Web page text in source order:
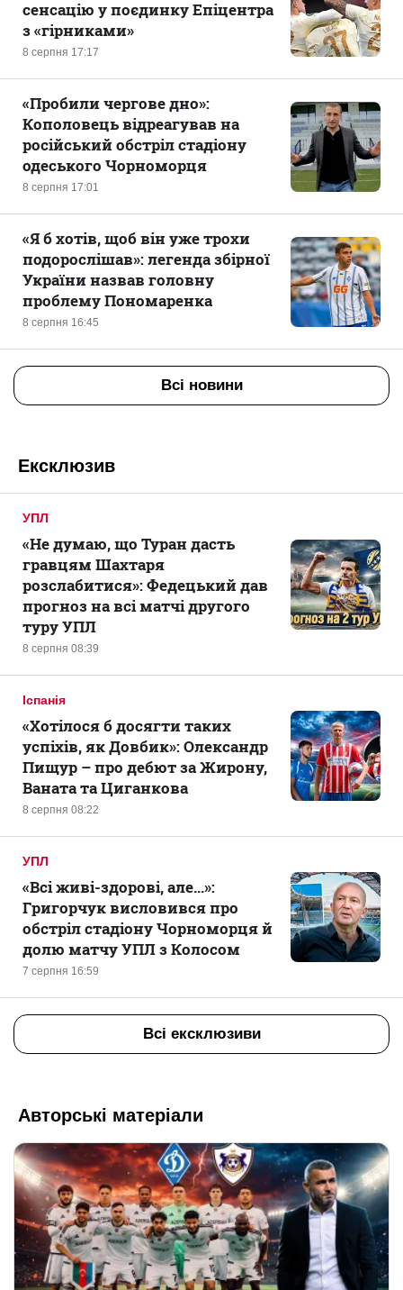
8 серпня 17:17
сенсацію у поєдинку Епіцентра
з «гірниками»
8 серпня 17:01
«Пробили чергове дно»:
Кополовець відреагував на
російський обстріл стадіону
одеського Чорноморця
8 серпня 16:45
«Я б хотів, щоб він уже трохи
подорослішав»: легенда збірної
України назвав головну
проблему Пономаренка
Всі новини
Ексклюзив
УПЛ
8 серпня 08:39
«Не думаю, що Туран дасть
гравцям Шахтаря
розслабитися»: Федецький дав
прогноз на всі матчі другого
туру УПЛ
Іспанія
8 серпня 08:22
«Хотілося б досягти таких
успіхів, як Довбик»: Олександр
Пищур – про дебют за Жирону,
Ваната та Циганкова
УПЛ
7 серпня 16:59
«Всі живі-здорові, але...»:
Григорчук висловився про
обстріл стадіону Чорноморця й
долю матчу УПЛ з Колосом
Всі ексклюзиви
Авторські матеріали